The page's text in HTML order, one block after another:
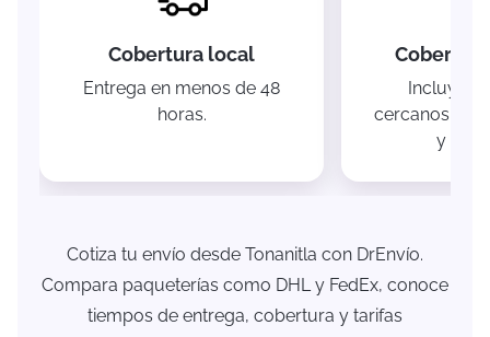
Cobertura local
Entrega en menos de 48
horas.
Incluye
cercanos
y
Cotiza tu envío desde Tonanitla con DrEnvío.
Compara paqueterías como DHL y FedEx, conoce
tiempos de entrega, cobertura y tarifas